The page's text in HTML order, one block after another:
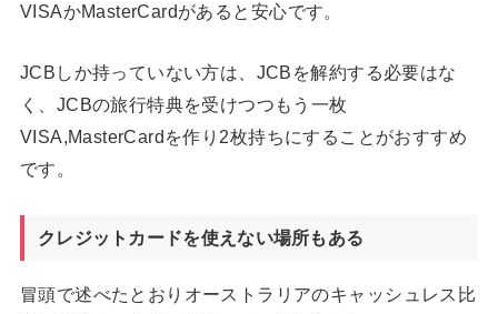
VISAかMasterCardがあると安心です。
JCBしか持っていない方は、JCBを解約する必要はな
く、JCBの旅行特典を受けつつもう一枚
VISA,MasterCardを作り2枚持ちにすることがおすすめ
です。
クレジットカードを使えない場所もある
冒頭で述べたとおりオーストラリアのキャッシュレス比